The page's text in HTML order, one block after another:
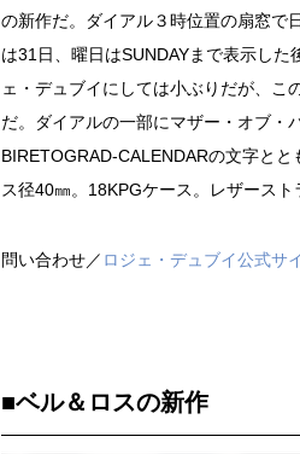
の新作だ。ダイアル３時位置の扇窓で
は31日、曜日はSUNDAYまで表示し
ェ・デュブイにしては小ぶりだが、
だ。ダイアルの一部にマザー・オブ・
BIRETOGRAD-CALENDARの文字と
ス径40㎜。18KPGケース。レザース
問い合わせ／ ロジェ・デュブイ公式サ
■ベル＆ロスの新作